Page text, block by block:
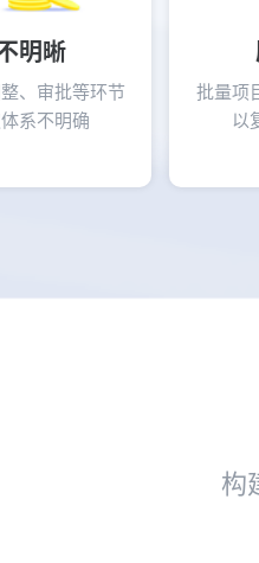
明晰
、审批等环节
系不明确
批量项
以
构